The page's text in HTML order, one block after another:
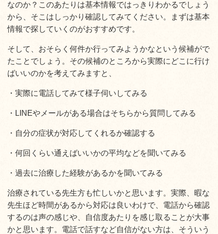
なのか？このあたりは基本情報ではっきりわかるでしょう
から、そこはしっかり確認してみてください。まずは基本
情報で探していくのがおすすめです。
そして、おそらく何件か行ってみようかなという候補がで
たことでしょう。その候補のところから実際にどこに行け
ばいいのかを考えてみますと、
・実際に電話してみて様子伺いしてみる
・LINEやメールがある場合はそちらから質問してみる
・自分の症状が対応してくれるか確認する
・何回くらい通えばいいかの平均などを聞いてみる
・過去に治療した経験があるかを聞いてみる
治療されている先生方も忙しいかと思います。実際、暇な
先生ほど時間があるから対応は良いわけで、電話から確認
するのは声の感じや、自信度あたりを感じ取ることが大事
かと思います。電話で話すなど自信がない方は、そういう